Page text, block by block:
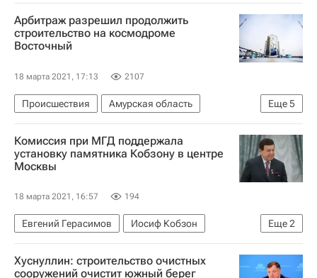
Арбитраж разрешил продолжить
строительство на космодроме
Восточный
18 марта 2021, 17:13 2107
Еще5
Происшествия
Амурская область
Роскосмос
Хабаровск
Восточный (космодром)
Строительство
Арбитраж
Комиссия при МГД поддержала
установку памятника Кобзону в центре
Москвы
18 марта 2021, 16:57 194
Еще2
Евгений Герасимов
Иосиф Кобзон
Московская городская дума
Памятники
Хуснуллин: строительство очистных
сооружений очистит южный берег